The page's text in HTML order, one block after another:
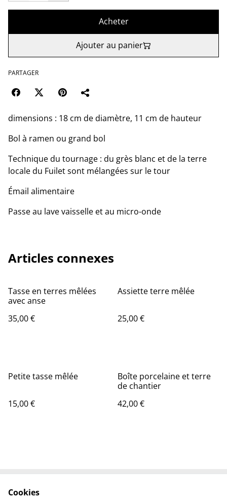
Acheter
Ajouter au panier
PARTAGER
dimensions : 18 cm de diamètre, 11 cm de hauteur
Bol à ramen ou grand bol
Technique du tournage : du grès blanc et de la terre
locale du Fuilet sont mélangées sur le tour
Émail alimentaire
Passe au lave vaisselle et au micro-onde
Articles connexes
Tasse en terres mêlées
avec anse
35,00 €
Assiette terre mêlée
25,00 €
Petite tasse mêlée
15,00 €
Boîte porcelaine et terre
de chantier
42,00 €
Cookies